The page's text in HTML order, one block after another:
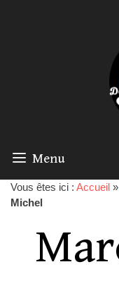
Menu
Vous êtes ici : Accueil »
Michel